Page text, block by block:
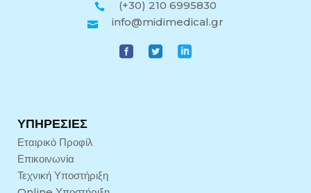
(+30) 210 6995830
info@midimedical.gr
ΥΠΗΡΕΣΊΕΣ
Εταιρικό Προφίλ
Επικοινωνία
Τεχνική Υποστήριξη